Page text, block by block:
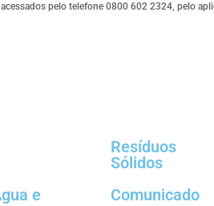
pelo telefone 0800 602 2324, pelo
e
Resíduos
Sólidos
Comunicado